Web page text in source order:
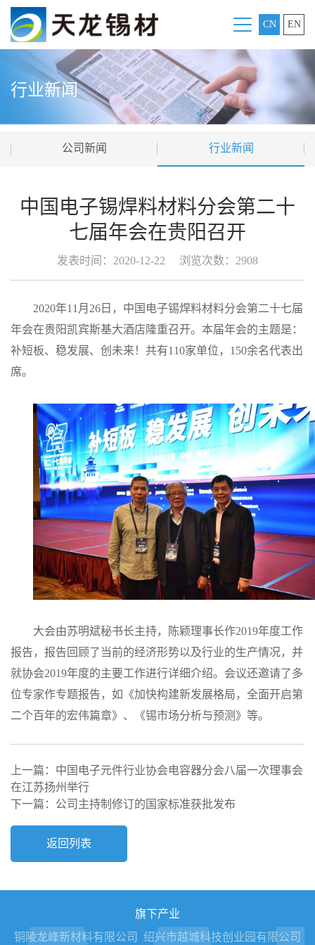
CN EN
行业新闻
公司新闻 行业新闻
中国电子锡焊料材料分会第二十
七届年会在贵阳召开
发表时间：2020-12-22 浏览次数：2908
2020年11月26日，中国电子锡焊料材料分会第二十七届
年会在贵阳凯宾斯基大酒店隆重召开。本届年会的主题是：
补短板、稳发展、创未来！共有110家单位，150余名代表出
席。
大会由苏明斌秘书长主持，陈颖理事长作2019年度工作
报告，报告回顾了当前的经济形势以及行业的生产情况，并
就协会2019年度的主要工作进行详细介绍。会议还邀请了多
位专家作专题报告，如《加快构建新发展格局，全面开启第
二个百年的宏伟篇章》、《锡市场分析与预测》等。
上一篇：中国电子元件行业协会电容器分会八届一次理事会
在江苏扬州举行
下一篇：公司主持制修订的国家标准获批发布
返回列表
旗下产业
铜陵龙峰新材料有限公司
绍兴市越城科技创业园有限公司